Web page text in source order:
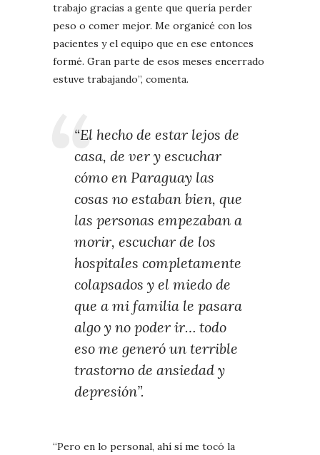
trabajo gracias a gente que quería perder
peso o comer mejor. Me organicé con los
pacientes y el equipo que en ese entonces
formé. Gran parte de esos meses encerrado
estuve trabajando”, comenta.
“El hecho de estar lejos de
casa, de ver y escuchar
cómo en Paraguay las
cosas no estaban bien, que
las personas empezaban a
morir, escuchar de los
hospitales completamente
colapsados y el miedo de
que a mi familia le pasara
algo y no poder ir… todo
eso me generó un terrible
trastorno de ansiedad y
depresión”.
“Pero en lo personal, ahí sí me tocó la